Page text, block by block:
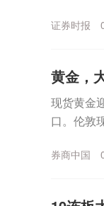
证券时报
黄金，
现货黄金
口。伦敦
券商中国